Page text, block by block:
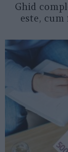
Ghid
este, cum